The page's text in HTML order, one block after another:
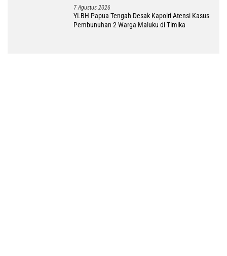
7 Agustus 2026
YLBH Papua Tengah Desak Kapolri Atensi Kasus
Pembunuhan 2 Warga Maluku di Timika